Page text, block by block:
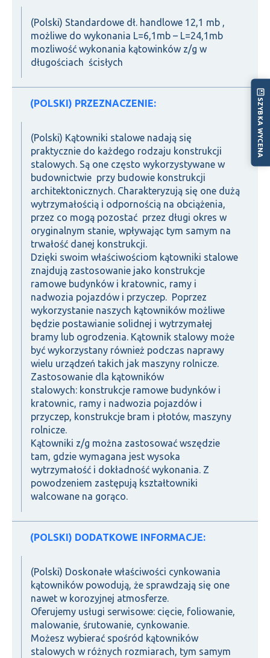
(Polski) Standardowe dł. handlowe 12,1 mb ,
możliwe do wykonania L=6,1mb – L=24,1mb
mozliwość wykonania kątowinków z/g w
długościach ścisłych
(POLSKI) PRZEZNACZENIE:
(Polski) Kątowniki stalowe nadają się
praktycznie do każdego rodzaju konstrukcji
stalowych. Są one często wykorzystywane w
budownictwie przy budowie konstrukcji
architektonicznych. Charakteryzują się one dużą
wytrzymałością i odpornością na obciążenia,
przez co mogą pozostać przez długi okres w
oryginalnym stanie, wpływając tym samym na
trwałość danej konstrukcji.
Dzięki swoim właściwościom kątowniki stalowe
znajdują zastosowanie jako konstrukcje
ramowe budynków i kratownic, ramy i
nadwozia pojazdów i przyczep. Poprzez
wykorzystanie naszych kątowników możliwe
będzie postawianie solidnej i wytrzymałej
bramy lub ogrodzenia. Kątownik stalowy może
być wykorzystany również podczas naprawy
wielu urządzeń takich jak maszyny rolnicze.
Zastosowanie dla kątowników
stalowych: konstrukcje ramowe budynków i
kratownic, ramy i nadwozia pojazdów i
przyczep, konstrukcje bram i płotów, maszyny
rolnicze.
Kątowniki z/g można zastosować wszędzie
tam, gdzie wymagana jest wysoka
wytrzymałość i dokładność wykonania. Z
powodzeniem zastępują kształtowniki
walcowane na gorąco.
(POLSKI) DODATKOWE INFORMACJE:
(Polski) Doskonałe właściwości cynkowania
kątowników powodują, że sprawdzają się one
nawet w korozyjnej atmosferze.
Oferujemy usługi serwisowe: cięcie, foliowanie,
malowanie, śrutowanie, cynkowanie.
Możesz wybierać spośród kątowników
stalowych w różnych rozmiarach, tym samym
SZYBKA WYCENA